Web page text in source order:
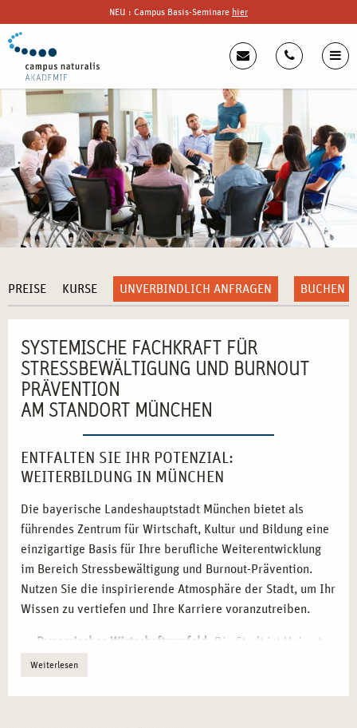
NEU : Campus Basis-Seminare hier
PREISE KURSE UNVERBINDLICH ANFRAGEN BUCHEN
SYSTEMISCHE FACHKRAFT FÜR
STRESSBEWÄLTIGUNG UND BURNOUT
PRÄVENTION
AM STANDORT MÜNCHEN
ENTFALTEN SIE IHR POTENZIAL:
WEITERBILDUNG IN MÜNCHEN
Die bayerische Landeshauptstadt München bietet als
führendes Zentrum für Wirtschaft, Kultur und Bildung eine
einzigartige Basis für Ihre berufliche Weiterentwicklung
im Bereich Stressbewältigung und Burnout-Prävention.
Nutzen Sie die inspirierende Atmosphäre der Stadt, um Ihr
Wissen zu vertiefen und Ihre Karriere voranzutreiben.
Dynamisches Wirtschaftsumfeld:
Die Stadt ist Heimat
zahlreicher internationaler Unternehmen, die
Weiterlesen